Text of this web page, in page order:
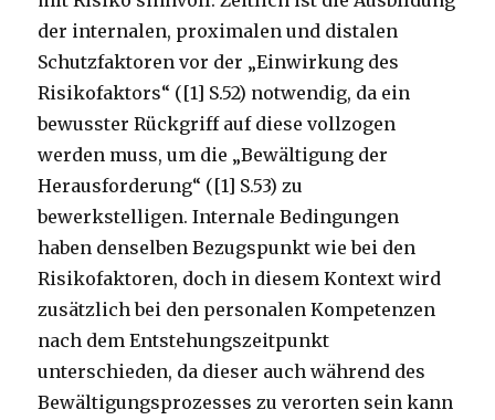
der internalen, proximalen und distalen
Schutzfaktoren vor der „Einwirkung des
Risikofaktors“ ([1] S.52) notwendig, da ein
bewusster Rückgriff auf diese vollzogen
werden muss, um die „Bewältigung der
Herausforderung“ ([1] S.53) zu
bewerkstelligen. Internale Bedingungen
haben denselben Bezugspunkt wie bei den
Risikofaktoren, doch in diesem Kontext wird
zusätzlich bei den personalen Kompetenzen
nach dem Entstehungszeitpunkt
unterschieden, da dieser auch während des
Bewältigungsprozesses zu verorten sein kann